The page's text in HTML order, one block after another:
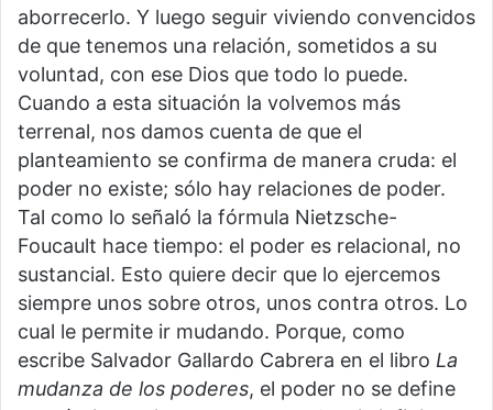
aborrecerlo. Y luego seguir viviendo convencidos
de que tenemos una relación, sometidos a su
voluntad, con ese Dios que todo lo puede.
Cuando a esta situación la volvemos más
terrenal, nos damos cuenta de que el
planteamiento se confirma de manera cruda: el
poder no existe; sólo hay relaciones de poder.
Tal como lo señaló la fórmula Nietzsche-
Foucault hace tiempo: el poder es relacional, no
sustancial. Esto quiere decir que lo ejercemos
siempre unos sobre otros, unos contra otros. Lo
cual le permite ir mudando. Porque, como
escribe Salvador Gallardo Cabrera en el libro La
mudanza de los poderes, el poder no se define